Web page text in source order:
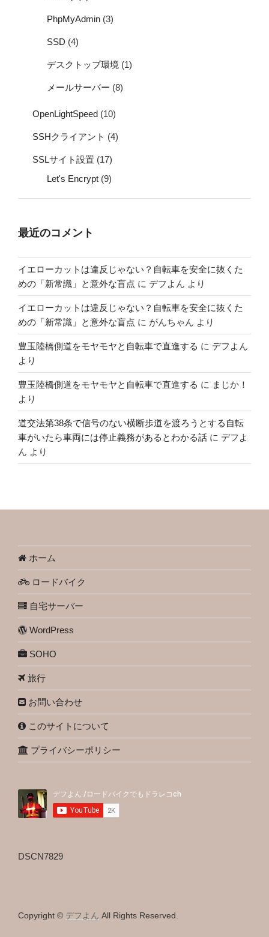
PhpMyAdmin (3)
SSD (4)
デスクトップ環境 (1)
メールサーバー (8)
OpenLightSpeed (10)
SSHクライアント (4)
SSLサイト設置 (17)
Let's Encrypt (9)
最近のコメント
イエローカットは違反じゃない？自転車を安全に抜くた
めの「新常識」と意外な盲点 に デフよん より
イエローカットは違反じゃない？自転車を安全に抜くた
めの「新常識」と意外な盲点 に がんちゃん より
豊玉陸橋側道をモヤモヤと自転車で直進する に デフよん
より
豊玉陸橋側道をモヤモヤと自転車で直進する に まじか！
より
道交法第38条で信号のない横断歩道を渡ろうとする自転
車がいたら車両には停止義務があるとわかる話 に デフよ
ん より
ホーム
ロードバイク
自宅サーバー
WordPress
SOHO
旅行
お問い合わせ
このサイトについて
プライバシーポリシー
DSCN7829
Copyright © デフよん All Rights Reserved.